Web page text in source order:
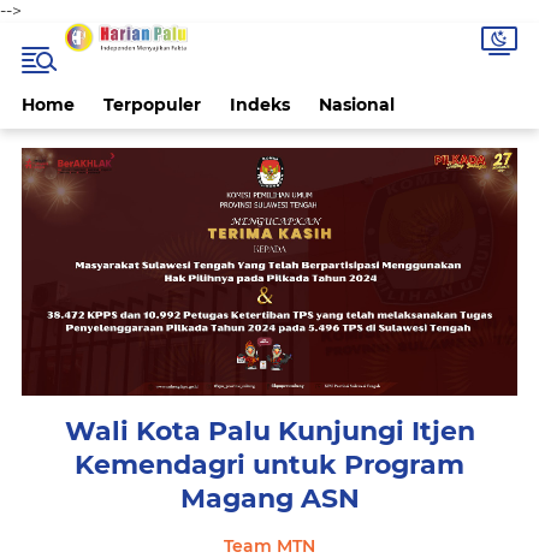
-->
Home Terpopuler Indeks Nasional
Wali Kota Palu Kunjungi Itjen
Kemendagri untuk Program
Magang ASN
Team MTN